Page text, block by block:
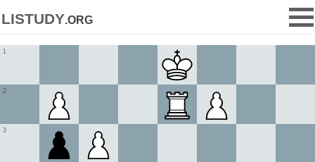
listudy.org
1
2
3